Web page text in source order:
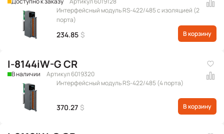
Интерфейсный модуль RS-422/485 с изоляцией (2
порта)
234.85 $ В корзину
I-8144iW-G CR
В наличии
Артикул 6019320
Интерфейсный модуль RS-422/485 (4 порта)
370.27 $ В корзину